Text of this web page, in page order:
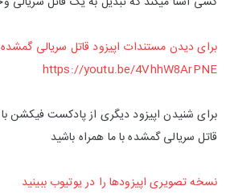
برای دیدن مستندات اپیزود قاتل سریالی گمشده
https://youtu.be/4VhhW8ArPNE
برای شنیدن اپیزود دیگری از پادکست فیکشن با
قاتل سریالی گمشده با ما همراه باشید
نسخه تصویری اپیزودها را در یوتیوب ببینید